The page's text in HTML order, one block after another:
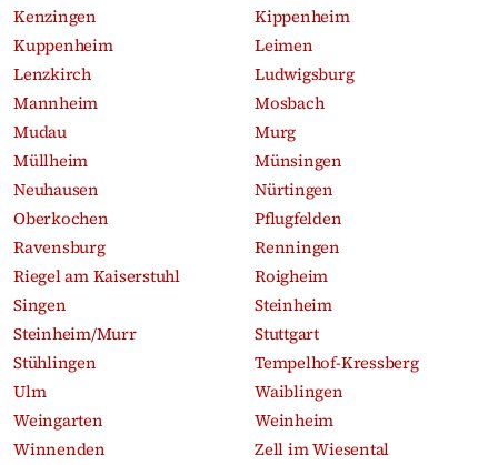
Kenzingen
Kippenheim
Kuppenheim
Leimen
Lenzkirch
Ludwigsburg
Mannheim
Mosbach
Mudau
Murg
Müllheim
Münsingen
Neuhausen
Nürtingen
Oberkochen
Pflugfelden
Ravensburg
Renningen
Riegel am Kaiserstuhl
Roigheim
Singen
Steinheim
Steinheim/Murr
Stuttgart
Stühlingen
Tempelhof-Kressberg
Ulm
Waiblingen
Weingarten
Weinheim
Winnenden
Zell im Wiesental